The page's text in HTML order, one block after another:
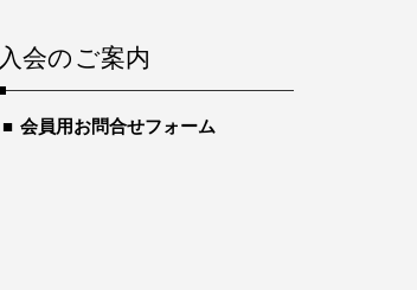
入会のご案内
会員用お問合せフォーム